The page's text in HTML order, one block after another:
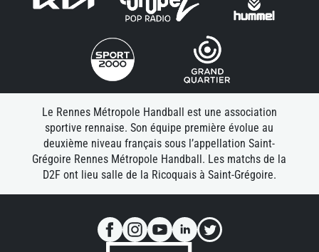
Le Rennes Métropole Handball est une association
sportive rennaise. Son équipe première évolue au
deuxième niveau français sous l’appellation Saint-
Grégoire Rennes Métropole Handball. Les matchs de la
D2F ont lieu salle de la Ricoquais à Saint-Grégoire.